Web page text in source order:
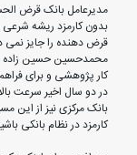
مدیرعامل بانک قرض
بدون کارمزد ریشه
قرض دهنده را جایز نمی
کار پژوهشی و برای
در دو سال اخیر سرعت
بانک مرکزی نیز از این
کارمزد در نظام بانکی